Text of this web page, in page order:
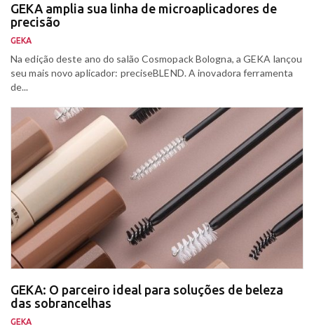
GEKA amplia sua linha de microaplicadores de
precisão
GEKA
Na edição deste ano do salão Cosmopack Bologna, a GEKA lançou
seu mais novo aplicador: preciseBLEND. A inovadora ferramenta
de...
GEKA: O parceiro ideal para soluções de beleza
das sobrancelhas
GEKA